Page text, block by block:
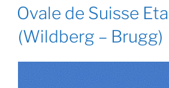
OP
Ovale de Suisse
(Wildberg – Brugg)